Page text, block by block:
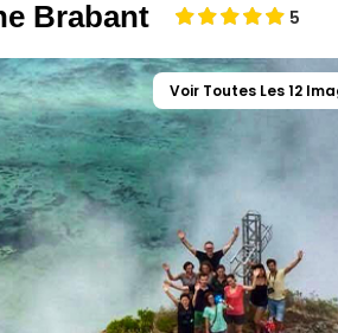
Brabant 5
Voir Toutes Les 12